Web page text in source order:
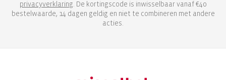
privacyverklaring . De kortingscode is inwisselbaar vanaf €40
bestelwaarde, 14 dagen geldig en niet te combineren met andere
acties.